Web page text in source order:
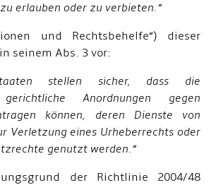
erlauben oder zu verbieten.“
und Rechtsbehelfe“) dieser
seinem Abs. 3 vor:
stellen sicher, dass die
gerichtliche Anordnungen gegen
können, deren Dienste von
Verletzung eines Urheberrechts oder
genutzt werden.“
der Richtlinie 2004/48